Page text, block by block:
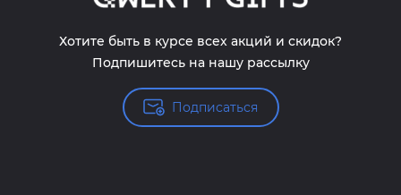
Хотите быть в курсе всех акций и скидок?
Подпишитесь на нашу рассылку
Подписаться